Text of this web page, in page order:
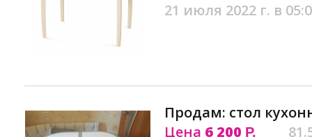
21 июля 2022 г. в
Продам: стол
Цена 6 200 Р.